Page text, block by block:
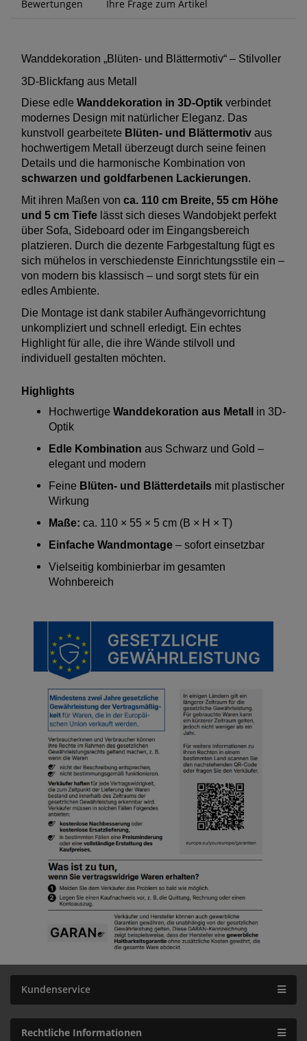
Bewertungen Ihre Frage zum Artikel
Wanddekoration „Blüten- und Blättermotiv“ – Stilvoller
3D-Blickfang aus Metall
Diese edle Wanddekoration in 3D-Optik verbindet
modernes Design mit natürlicher Eleganz. Das
kunstvoll gearbeitete Blüten- und Blättermotiv aus
hochwertigem Metall überzeugt durch seine feinen
Details und die harmonische Kombination von
schwarzen und goldfarbenen Lackierungen.
Mit ihren Maßen von ca. 110 cm Breite, 55 cm Höhe
und 5 cm Tiefe lässt sich dieses Wandobjekt perfekt
über Sofa, Sideboard oder im Eingangsbereich
platzieren. Durch die dezente Farbgestaltung fügt es
sich mühelos in verschiedenste Einrichtungsstile ein –
von modern bis klassisch – und sorgt stets für ein
edles Ambiente.
Die Montage ist dank stabiler Aufhängevorrichtung
unkompliziert und schnell erledigt. Ein echtes
Highlight für alle, die ihre Wände stilvoll und
individuell gestalten möchten.
Highlights
Hochwertige Wanddekoration aus Metall
in 3D-
Optik
Edle Kombination aus Schwarz und Gold –
elegant und modern
Feine Blüten- und Blätterdetails mit plastischer
Wirkung
Maße: ca. 110 × 55 × 5 cm (B × H × T)
Einfache Wandmontage – sofort einsetzbar
Vielseitig kombinierbar im gesamten
Wohnbereich
Kundenservice
Rechtliche Informationen